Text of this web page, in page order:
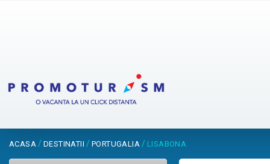
ACASA / DESTINATII / PORTUGALIA / LISABONA